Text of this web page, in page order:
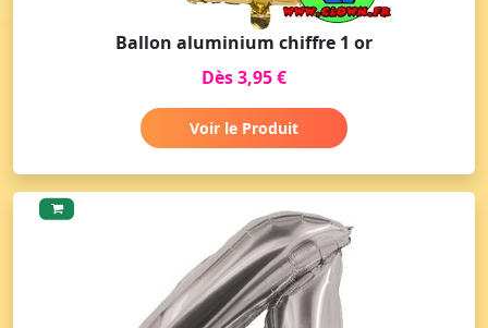
Ballon aluminium chiffre 1 or
Dès 3,95 €
Voir le Produit